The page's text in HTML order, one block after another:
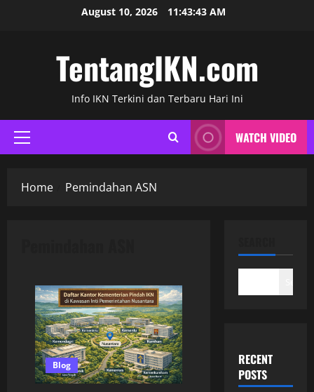
August 10, 2026 11:43:43 AM
TentangIKN.com
Info IKN Terkini dan Terbaru Hari Ini
Primary
Menu
WATCH VIDEO
Home Pemindahan ASN
Blog
RECENT
POSTS